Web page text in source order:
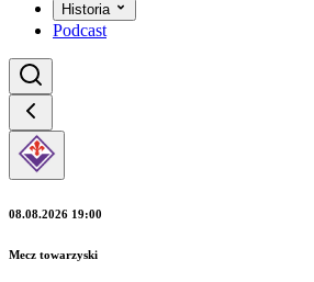
Historia
Podcast
08.08.2026 19:00
Mecz towarzyski